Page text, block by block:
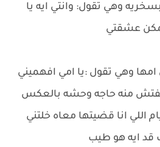
وهي تقول: وانتي ايه يا
عشقتي
وهي تقول :يا امي افهميني
منه حاجه وحشه بالعكس
اللي انا قضيتها معاه خلتني
قد ايه هو طيب